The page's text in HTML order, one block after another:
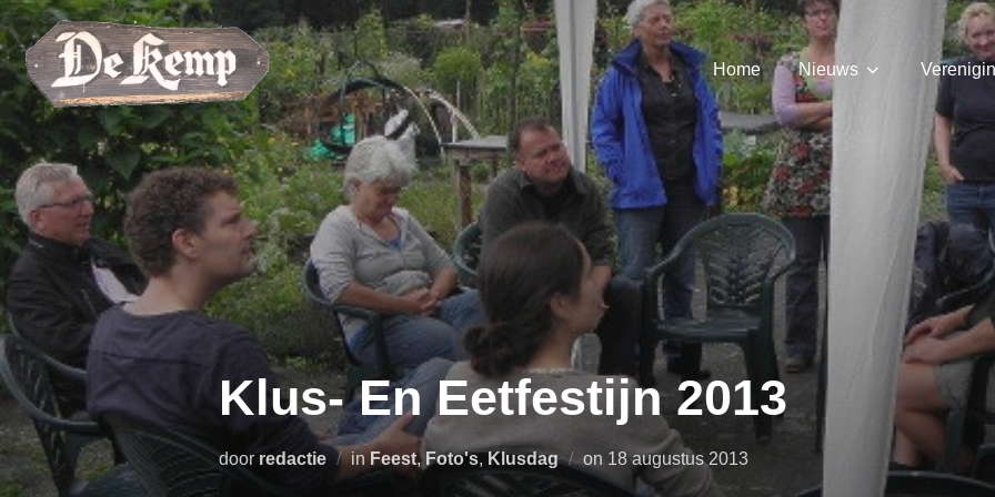
Ga
naar
de
inhoud
Home Nieuws
Klus- En Eetfestijn 2013
door redactie inFeest, Foto's,Klusdag on Geplaatst
op
18 augustus 2013